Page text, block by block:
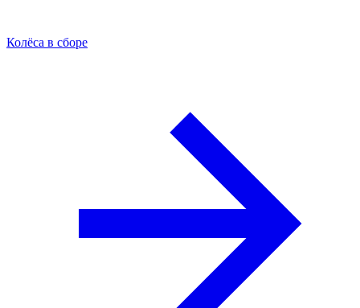
Колёса в сборе